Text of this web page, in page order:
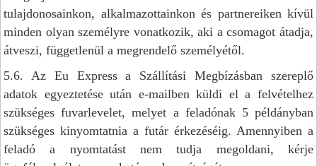
tulajdonosainkon, alkalmazottainkon és partnereiken kívül
minden olyan személyre vonatkozik, aki a csomagot átadja,
átveszi, függetlenül a megrendelő személyétől.
5.6. Az Eu Express a Szállítási Megbízásban szereplő
adatok egyeztetése után e-mailben küldi el a felvételhez
szükséges fuvarlevelet, melyet a feladónak 5 példányban
szükséges kinyomtatnia a futár érkezéséig. Amennyiben a
feladó a nyomtatást nem tudja megoldani, kérje